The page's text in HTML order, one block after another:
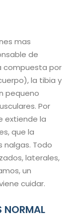
mas
de
compuesta por
la tibia y
pequeno
Por
extiende la
que la
nalgas. Todo
laterales,
un
cuidar.
NORMAL